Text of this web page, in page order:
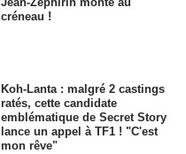
créneau !
Koh-Lanta : malgré 2 castings
ratés, cette candidate
emblématique de Secret Story
lance un appel à TF1 ! "C'est
mon rêve"